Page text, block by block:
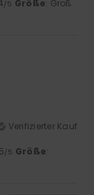
/5 Größe: Groß
Verifizierter Kauf
/5 Größe: